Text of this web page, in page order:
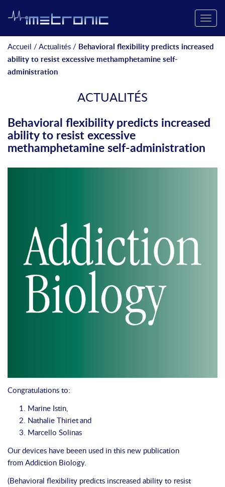
Toggle
Accueil /Actualités / Behavioral flexibility predicts increased
ability to resist excessive methamphetamine self-
administration
ACTUALITÉS
Behavioral flexibility predicts increased
ability to resist excessive
methamphetamine self-administration
Congratulations to:
Marine Istin,
Nathalie Thirietand
Marcello Solinas
Our devices have beeen used in this new publication
from Addiction Biology.
(Behavioral flexibility predicts inscreased ability to resist